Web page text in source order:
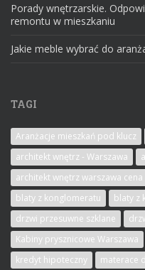
Porady wnętrzarskie.
remontu w mieszkaniu
Jakie meble wybrać do
TAGI
Aranżacje mieszkań pod klucz
architekt wnętrz - Warszawa
architekt wnętrz warszawa cena
blaty z konglomeratu
blaty z
drzwi przesuwne szklane
Kabiny prysznicowe Warszawa
kredyt hipoteczny
materace